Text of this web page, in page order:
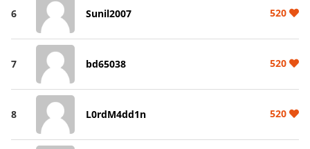
6 Sunil2007 520
7 bd65038 520
8 L0rdM4dd1n 520